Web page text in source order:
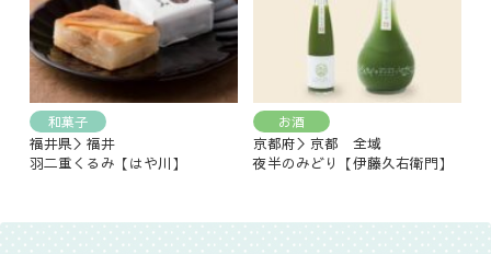
和菓子
福井県＞福井
羽二重くるみ【はや川】
お酒
京都府＞京都 全域
夜半のみどり【伊藤久右衛門】